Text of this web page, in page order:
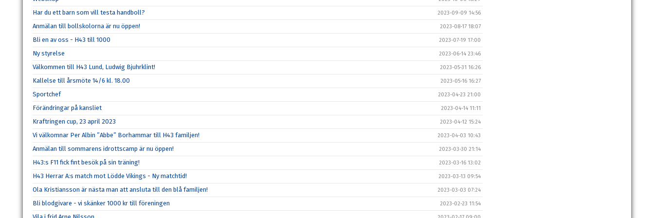
Har du ett barn som vill testa handboll? 2023-09-09 14:56
Anmälan till bollskolorna är nu öppen! 2023-08-17 18:07
Bli en av oss - H43 till 1000 2023-07-19 17:00
Ny styrelse 2023-06-14 23:46
Välkommen till H43 Lund, Ludwig Bjuhrklint! 2023-05-31 16:26
Kallelse till årsmöte 14/6 kl. 18.00 2023-05-16 16:27
Sportchef 2023-04-23 21:00
Förändringar på kansliet 2023-04-14 11:11
Kraftringen cup, 23 april 2023 2023-04-12 15:24
Vi välkomnar Per Albin ”Abbe” Borhammar till H43 familjen! 2023-04-03 10:43
Anmälan till sommarens idrottscamp är nu öppen! 2023-03-30 21:14
H43:s F11 fick fint besök på sin träning! 2023-03-16 13:02
H43 Herrar A:s match mot Lödde Vikings - Ny matchtid! 2023-03-13 09:54
Ola Kristiansson är nästa man att ansluta till den blå familjen! 2023-03-03 07:24
Bli blodgivare - vi skänker 1000 kr till föreningen 2023-02-23 11:54